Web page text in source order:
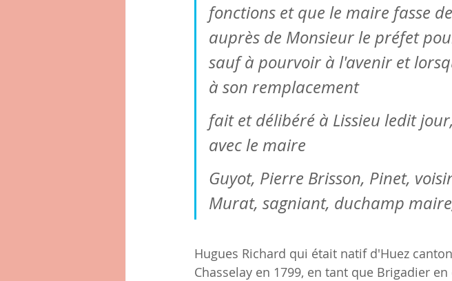
fonctions et que le maire fasse
auprès de Monsieur le préfet
sauf à pourvoir à l'avenir et
à son remplacement
fait et délibéré à Lissieu ledit
avec le maire
Guyot, Pierre Brisson, Pinet,
Murat, sagniant, duchamp
Hugues Richard qui était natif d'Huez
Chasselay en 1799, en tant que Brigadier